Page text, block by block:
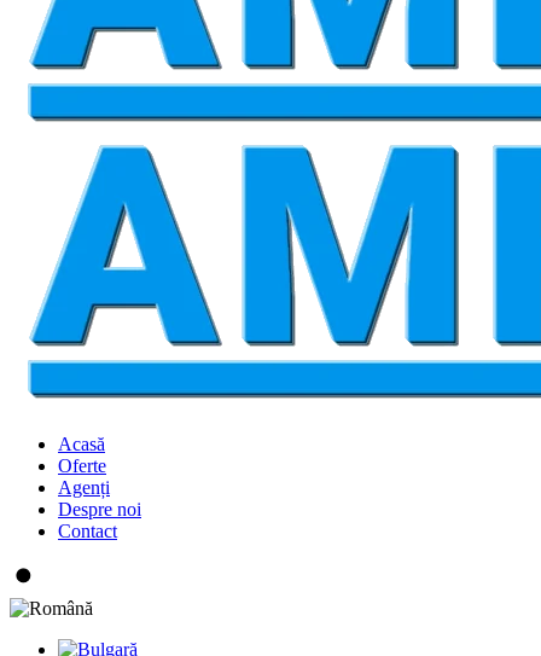
Acasă
Oferte
Agenți
Despre noi
Contact